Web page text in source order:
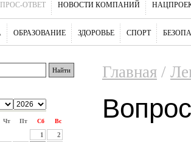
ОТВЕТ НОВОСТИ КОМПАНИЙ
ОБРАЗОВАНИЕ ЗДОРОВЬЕ СПОРТ
Чт Пт Сб Вс
1
2
Главная /